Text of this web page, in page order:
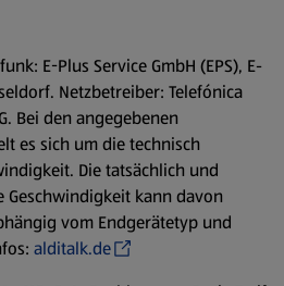
E-Plus Service GmbH (EPS), E-
Netzbetreiber: Telefónica
Bei den angegebenen
es sich um die technisch
Die tatsächlich und
kann davon
vom Endgerätetyp und
alditalk.de